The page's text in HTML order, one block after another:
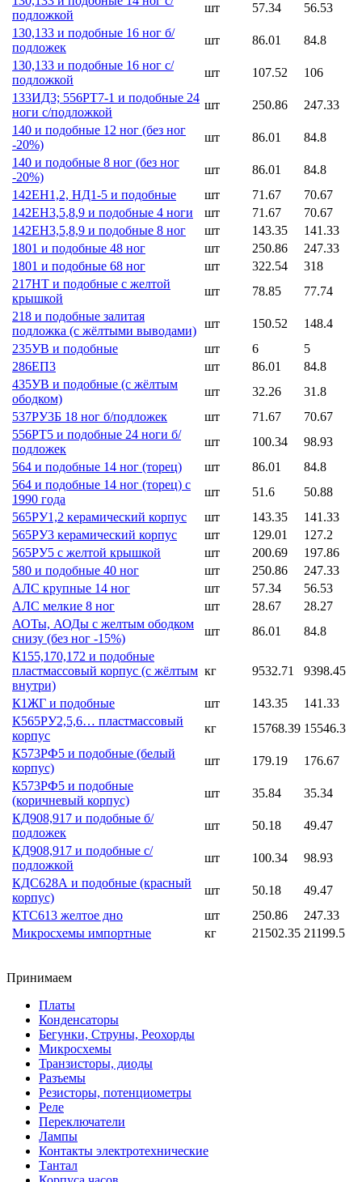
подложкой
шт 57.34
56.53
130,133 и подобные 16 ног б/
подложек
шт 86.01
84.8
130,133 и подобные 16 ног с/
подложкой
шт 107.52
106
133ИД3; 556РТ7-1 и подобные 24
ноги с/подложкой
шт 250.86
247.33
140 и подобные 12 ног (без ног
-20%)
шт 86.01
84.8
140 и подобные 8 ног (без ног
-20%)
шт 86.01
84.8
142ЕН1,2, НД1-5 и подобные
шт 71.67
70.67
142ЕН3,5,8,9 и подобные 4 ноги
шт 71.67
70.67
142ЕН3,5,8,9 и подобные 8 ног
шт 143.35
141.33
1801 и подобные 48 ног
шт 250.86
247.33
1801 и подобные 68 ног
шт 322.54
318
217НТ и подобные с желтой
крышкой
шт 78.85
77.74
218 и подобные залитая
подложка (с жёлтыми выводами)
шт 150.52
148.4
235УВ и подобные
шт 6
5
286ЕП3
шт 86.01
84.8
435УВ и подобные (с жёлтым
ободком)
шт 32.26
31.8
537РУ3Б 18 ног б/подложек
шт 71.67
70.67
556РТ5 и подобные 24 ноги б/
подложек
шт 100.34
98.93
564 и подобные 14 ног (торец)
шт 86.01
84.8
564 и подобные 14 ног (торец) с
1990 года
шт 51.6
50.88
565РУ1,2 керамический корпус
шт 143.35
141.33
565РУ3 керамический корпус
шт 129.01
127.2
565РУ5 с желтой крышкой
шт 200.69
197.86
580 и подобные 40 ног
шт 250.86
247.33
АЛС крупные 14 ног
шт 57.34
56.53
АЛС мелкие 8 ног
шт 28.67
28.27
АОТы, АОДы с желтым ободком
снизу (без ног -15%)
шт 86.01
84.8
К155,170,172 и подобные
пластмассовый корпус (с жёлтым
внутри)
кг 9532.71 9398.45
К1ЖГ и подобные шт 143.35
141.33
К565РУ2,5,6… пластмассовый
корпус
кг 15768.39 15546.3
К573РФ5 и подобные (белый
корпус)
шт 179.19
176.67
К573РФ5 и подобные
(коричневый корпус)
шт 35.84
35.34
КД908,917 и подобные б/
подложек
шт 50.18
49.47
КД908,917 и подобные с/
подложкой
шт 100.34
98.93
КДС628А и подобные (красный
корпус)
шт 50.18
49.47
КТС613 желтое дно
шт 250.86
247.33
Микросхемы импортные
кг 21502.35 21199.5
Принимаем
Платы
Конденсаторы
Бегунки, Струны, Реохорды
Микросхемы
Транзисторы, диоды
Разъемы
Резисторы, потенциометры
Реле
Переключатели
Лампы
Контакты электротехнические
Тантал